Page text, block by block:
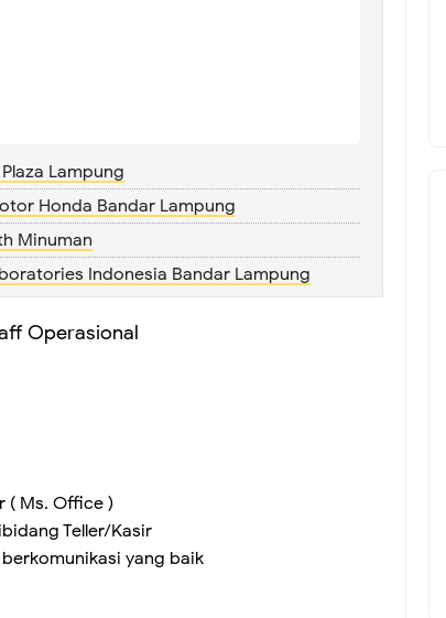
Lampung
Honda Bandar Lampung
Minuman
Indonesia Bandar Lampung
Operasional
( Ms. Office )
Teller/Kasir
yang baik